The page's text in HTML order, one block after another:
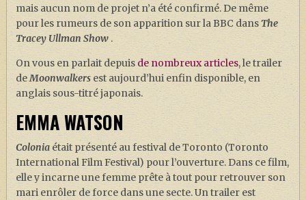
mais aucun nom de projet n’a été confirmé. De même
pour les rumeurs de son apparition sur la BBC dansThe
Tracey Ullman Show .
On vous en parlait depuis de nombreux articles, le trailer
deMoonwalkers est aujourd’hui enfin disponible, en
anglais sous-titré japonais.
EMMA WATSON
Colonia était présenté au festival de Toronto (Toronto
International Film Festival) pour l’ouverture. Dans ce film,
elle y incarne une femme prête à tout pour retrouver son
mari enrôler de force dans une secte. Un trailer est